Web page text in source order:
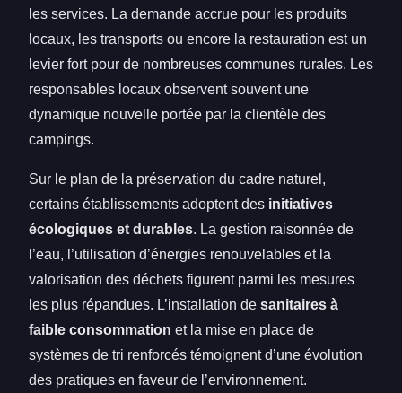
les services. La demande accrue pour les produits
locaux, les transports ou encore la restauration est un
levier fort pour de nombreuses communes rurales. Les
responsables locaux observent souvent une
dynamique nouvelle portée par la clientèle des
campings.
Sur le plan de la préservation du cadre naturel,
certains établissements adoptent des initiatives
écologiques et durables. La gestion raisonnée de
l’eau, l’utilisation d’énergies renouvelables et la
valorisation des déchets figurent parmi les mesures
les plus répandues. L’installation de sanitaires à
faible consommation et la mise en place de
systèmes de tri renforcés témoignent d’une évolution
des pratiques en faveur de l’environnement.